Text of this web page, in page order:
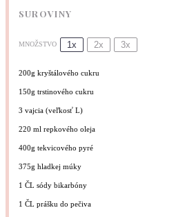
SUROVINY
MNOŽSTVO 1x 2x 3x
200g kryštálového cukru
150g trstinového cukru
3 vajcia (veľkosť L)
220 ml repkového oleja
400g tekvicového pyré
375g hladkej múky
1 ČL sódy bikarbóny
1 ČL prášku do pečiva